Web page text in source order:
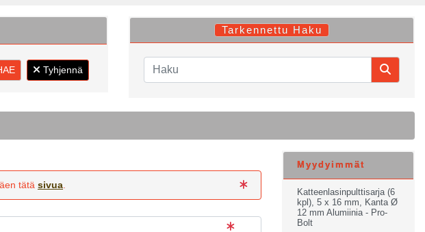
Tyhjennä
Tarkennettu Haku
tätä sivua
Myydyimmät
Katteenlasinpulttisarja (6
kpl), 5 x 16 mm, Kanta Ø
12 mm Alumiinia - Pro-
Bolt